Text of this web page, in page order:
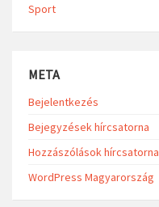
Sport
META
Bejelentkezés
Bejegyzések hírcsatorna
Hozzászólások hírcsatorna
WordPress Magyarország